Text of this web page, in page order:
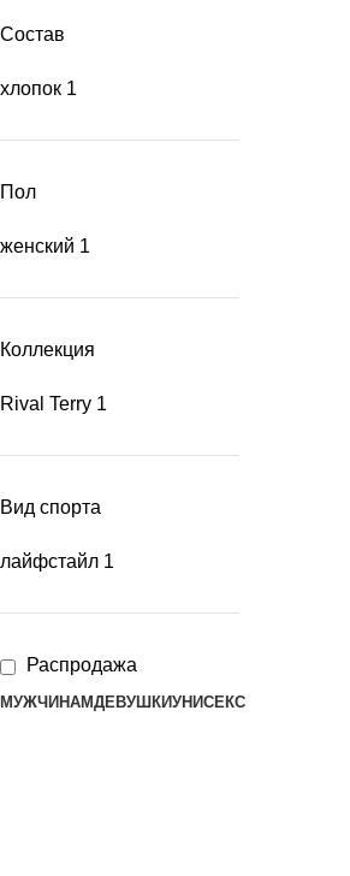
Состав
хлопок 1
Пол
женский 1
Коллекция
Rival Terry 1
Вид спорта
лайфстайл 1
Распродажа
МУЖЧИНАМДЕВУШКИУНИСЕКС